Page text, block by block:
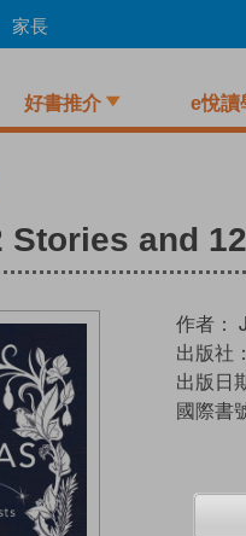
家長
好書推介 e悅讀
and
作者：
出版社：
出版日
國際書